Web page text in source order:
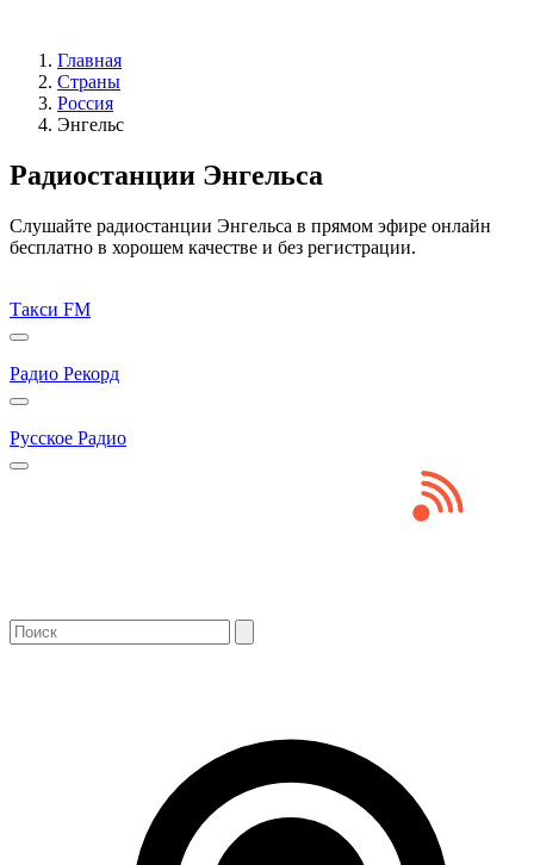
Главная
Страны
Россия
Энгельс
Радиостанции Энгельса
Слушайте радиостанции Энгельса в прямом эфире онлайн
бесплатно в хорошем качестве и без регистрации.
Такси FM
Радио Рекорд
Русское Радио